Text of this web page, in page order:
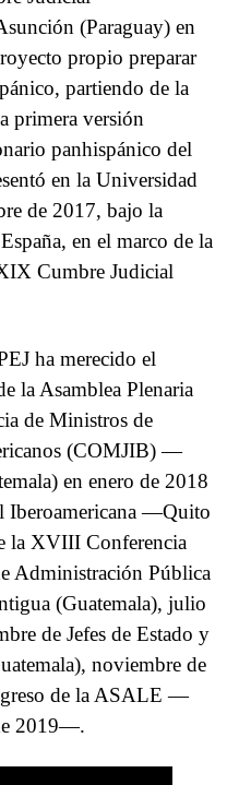
(Paraguay) en
propio preparar
partiendo de la
primera versión
panhispánico del
en la Universidad
de 2017, bajo la
en el marco de la
Cumbre Judicial
ha merecido el
la Asamblea Plenaria
de Ministros de
(COMJIB) —
en enero de 2018
—Quito
la XVIII Conferencia
Administración Pública
(Guatemala), julio
de Jefes de Estado y
noviembre de
de la ASALE —
2019—.